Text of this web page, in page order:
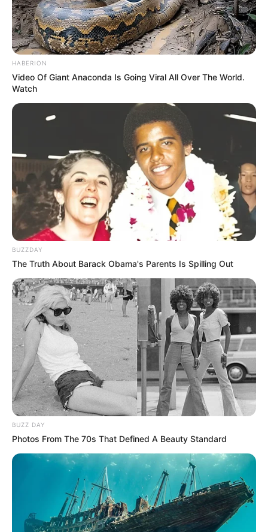
HABERION
Video Of Giant Anaconda Is Going Viral All Over The World.
Watch
BUZZDAY
The Truth About Barack Obama's Parents Is Spilling Out
BUZZ DAY
Photos From The 70s That Defined A Beauty Standard